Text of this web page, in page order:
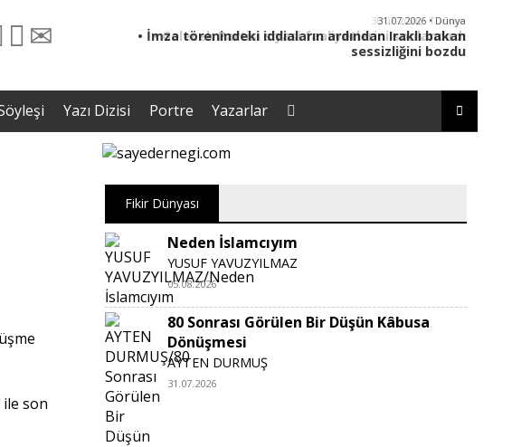
Iraklı bakan
bozdu
30.07.2026 • Türkiye
• Gelecek Partisi siyasi faaliyetlerini sonlandırdı
Yazı Dizisi Portre Yazarlar
son
Fikir Dünyası
Neden İslamcıyım
YUSUF YAVUZYILMAZ
05.08.2026
80 Sonrası Görülen Bir Düşün Kâbusa
Dönüşmesi
AYTEN DURMUŞ
31.07.2026